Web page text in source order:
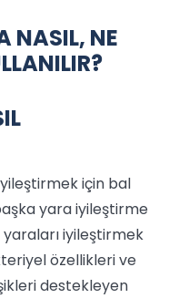
NASIL, NE
için bal
yara iyileştirme
iyileştirmek
özellikleri ve
destekleyen